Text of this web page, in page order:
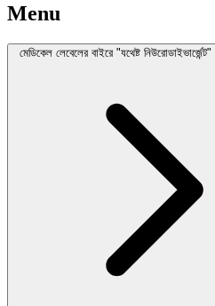
Menu
মেডিকেল লেবেলের বাইরে "যথেষ্ট নিউরোডাইভার্জেন্ট"